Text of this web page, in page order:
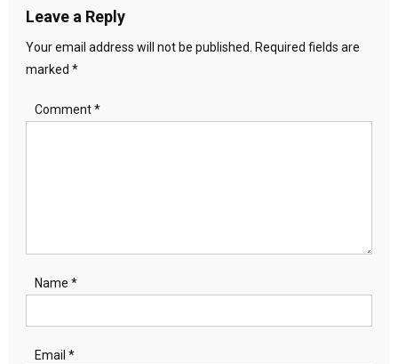
Leave a Reply
Your email address will not be published.
Required fields are
marked *
Comment*
Name *
Email *